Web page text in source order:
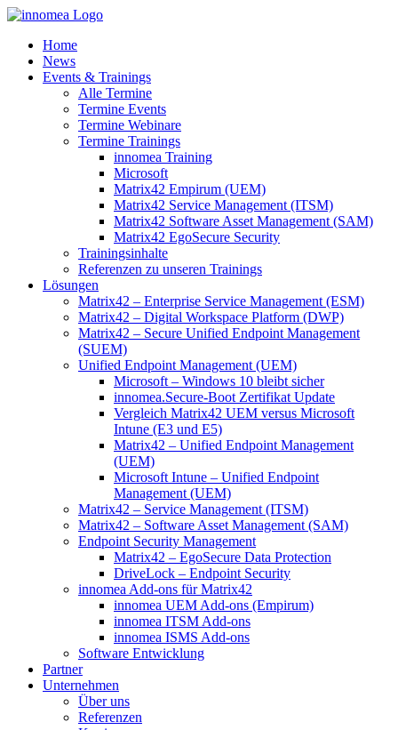
Zum
springenHome
News
Events & Trainings
Alle Termine
Termine Events
Termine Webinare
Termine Trainings
innomea Training
Microsoft
Matrix42 Empirum (UEM)
Matrix42 Service Management (ITSM)
Matrix42 Software Asset Management (SAM)
Matrix42 EgoSecure Security
Trainingsinhalte
Referenzen zu unseren Trainings
Lösungen
Matrix42 – Enterprise Service Management (ESM)
Matrix42 – Digital Workspace Platform (DWP)
Matrix42 – Secure Unified Endpoint Management
(SUEM)
Unified Endpoint Management (UEM)
Microsoft – Windows 10 bleibt sicher
innomea.Secure-Boot Zertifikat Update
Vergleich Matrix42 UEM versus Microsoft
Intune (E3 und E5)
Matrix42 – Unified Endpoint Management
(UEM)
Microsoft Intune – Unified Endpoint
Management (UEM)
Matrix42 – Service Management (ITSM)
Matrix42 – Software Asset Management (SAM)
Endpoint Security Management
Matrix42 – EgoSecure Data Protection
DriveLock – Endpoint Security
innomea Add-ons für Matrix42
innomea UEM Add-ons (Empirum)
innomea ITSM Add-ons
innomea ISMS Add-ons
Software Entwicklung
Partner
Unternehmen
Über uns
Referenzen